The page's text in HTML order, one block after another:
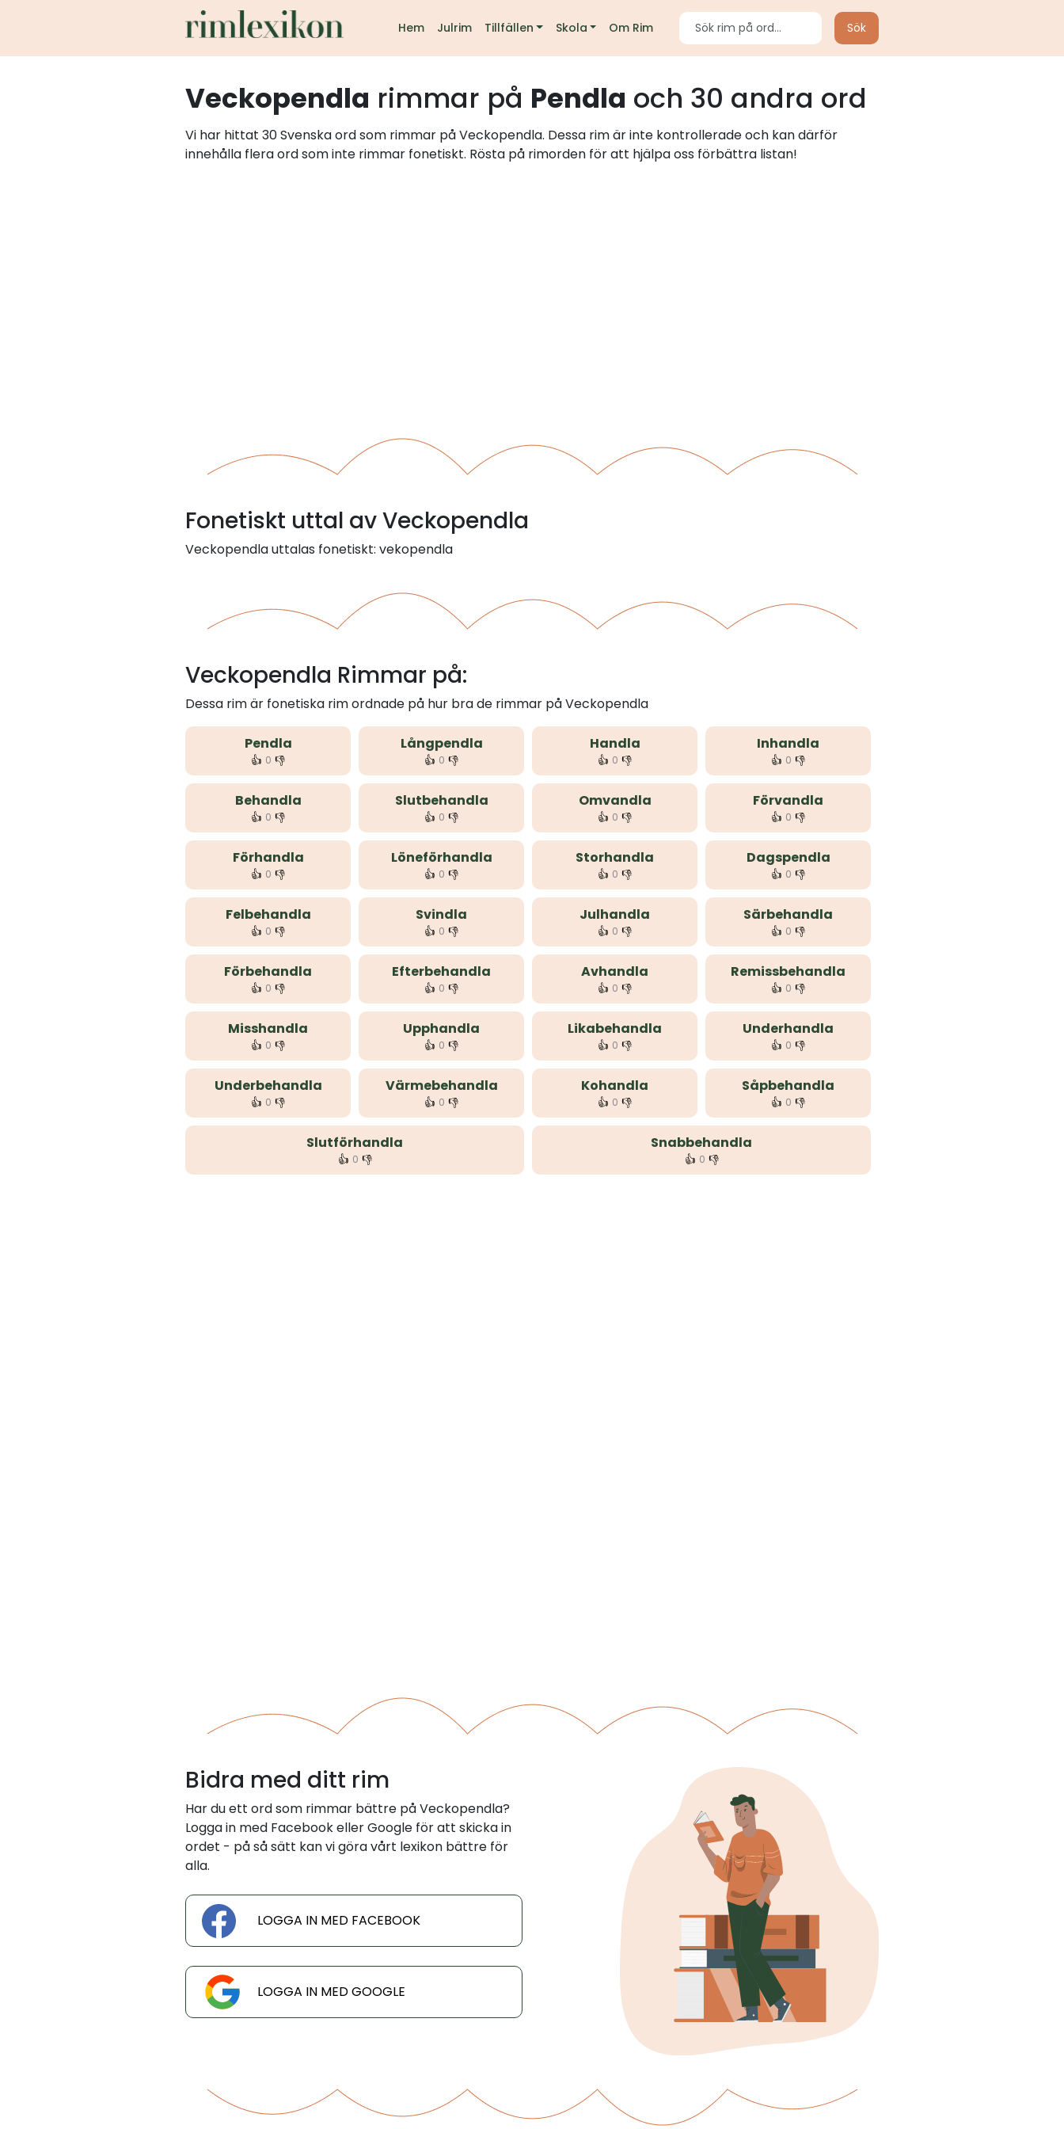
Hem Julrim Tillfällen Skola Om Rim Sök
Veckopendla rimmar på Pendla och 30 andra ord
Vi har hittat 30 Svenska ord som rimmar på Veckopendla. Dessa rim är inte kontrollerade och kan därför
innehålla flera ord som inte rimmar fonetiskt. Rösta på rimorden för att hjälpa oss förbättra listan!
Fonetiskt uttal av Veckopendla
Veckopendla uttalas fonetiskt: vekopendla
Veckopendla Rimmar på:
Dessa rim är fonetiska rim ordnade på hur bra de rimmar på Veckopendla
Pendla
👍 0 👎
Långpendla
👍 0 👎
Handla
👍 0 👎
Inhandla
👍 0 👎
Behandla
👍 0 👎
Slutbehandla
👍 0 👎
Omvandla
👍 0 👎
Förvandla
👍 0 👎
Förhandla
👍 0 👎
Löneförhandla
👍 0 👎
Storhandla
👍 0 👎
Dagspendla
👍 0 👎
Felbehandla
👍 0 👎
Svindla
👍 0 👎
Julhandla
👍 0 👎
Särbehandla
👍 0 👎
Förbehandla
👍 0 👎
Efterbehandla
👍 0 👎
Avhandla
👍 0 👎
Remissbehandla
👍 0 👎
Misshandla
👍 0 👎
Upphandla
👍 0 👎
Likabehandla
👍 0 👎
Underhandla
👍 0 👎
Underbehandla
👍 0 👎
Värmebehandla
👍 0 👎
Kohandla
👍 0 👎
Såpbehandla
👍 0 👎
Slutförhandla
👍 0 👎
Snabbehandla
👍 0 👎
Bidra med ditt rim
Har du ett ord som rimmar bättre på Veckopendla?
Logga in med Facebook eller Google för att skicka in
ordet - på så sätt kan vi göra vårt lexikon bättre för
alla.
LOGGA IN MED FACEBOOK
LOGGA IN MED GOOGLE